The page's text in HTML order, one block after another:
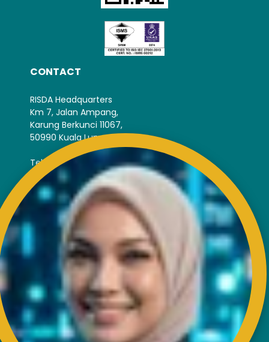
CONTACT
RISDA Headquarters
Km 7, Jalan Ampang,
Karung Berkunci 11067,
50990 Kuala Lumpur.
Tel : +603-4256 4022
Fax : +603- 4257 6726
EXTERNAL LINK
Disclaimer
Privacy and Security Policy
FAQs
Helps & Support
Sitemap